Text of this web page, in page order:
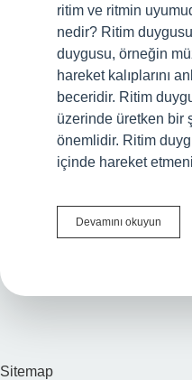
ritim ve ritmin
nedir? Ritim
duygusu, örneğin
hareket kalıplarını
beceridir. Ritim
üzerinde üretken bir
önemlidir. Ritim
içinde hareket
Devamını okuyun
Tartım
Sitemap